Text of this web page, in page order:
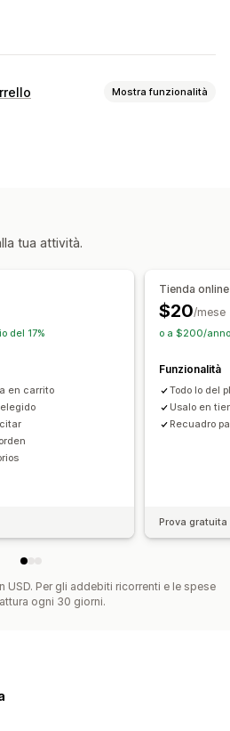
Mostra funzionalità
tua attività.
del 17%
en carrito
Tienda
$20/mese
o a $200/
Funzionalità
Todo lo del
Usalo en
Recuadro
Prova
USD. Per gli addebiti ricorrenti e le spese
ogni 30 giorni.